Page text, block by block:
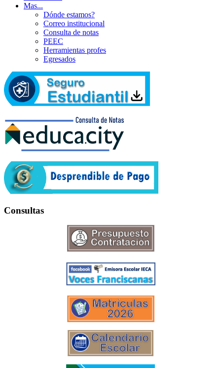
Mas...
Dónde estamos?
Correo institucional
Consulta de notas
PEEC
Herramientas profes
Egresados
Consultas